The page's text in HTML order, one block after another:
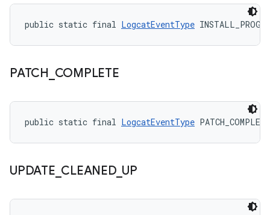
public static final LogcatEventType
PATCH COMPLETE
public static final LogcatEventType PATCH_COMPLETE
UPDATE CLEANED_ UP